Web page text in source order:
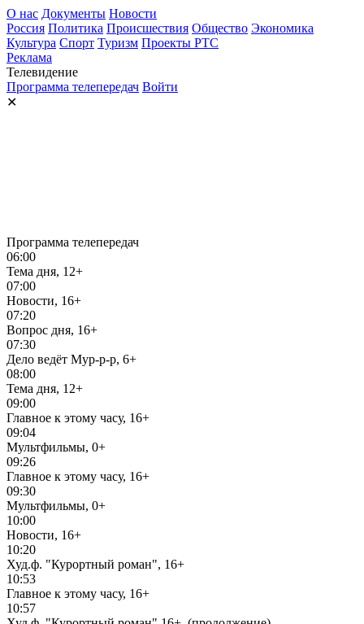
О нас Документы Новости
Россия Политика Происшествия Общество Экономика
Культура Спорт Туризм Проекты РТС
Реклама
Телевидение
Программа телепередач Войти
✕
Программа телепередач
06:00
Тема дня, 12+
07:00
Новости, 16+
07:20
Вопрос дня, 16+
07:30
Дело ведёт Мур-р-р, 6+
08:00
Тема дня, 12+
09:00
Главное к этому часу, 16+
09:04
Мультфильмы, 0+
09:26
Главное к этому часу, 16+
09:30
Мультфильмы, 0+
10:00
Новости, 16+
10:20
Худ.ф. "Курортный роман", 16+
10:53
Главное к этому часу, 16+
10:57